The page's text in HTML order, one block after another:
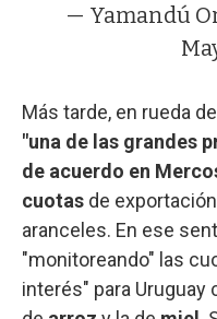
— Yamandú
Más tarde, en rueda
"una de las grandes
de acuerdo en
cuotas de
aranceles. En ese
"monitoreando" las
interés" para Uruguay